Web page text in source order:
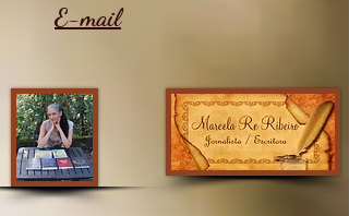
E-mail